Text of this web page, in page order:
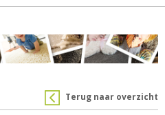
Terug naar overzicht